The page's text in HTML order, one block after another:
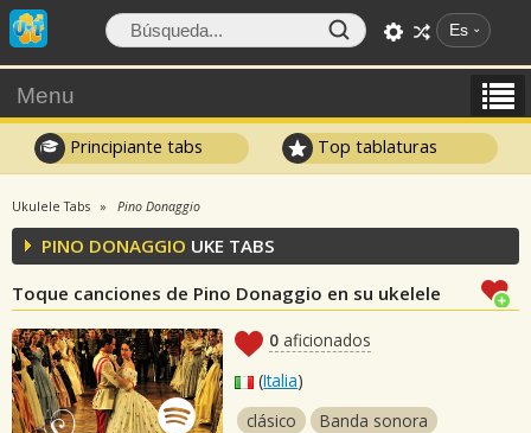
Es
Menu
Principiante tabs Top tablaturas
Ukulele Tabs Pino Donaggio
PINO DONAGGIO UKE TABS
Toque canciones de Pino Donaggio en su ukelele
0 aficionados
(Italia)
clásico
Banda sonora